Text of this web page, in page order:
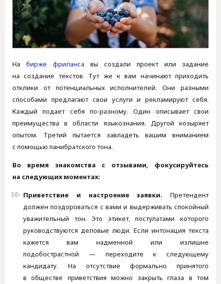
На бирже фриланса вы создали проект или задание
на создание текстов. Тут же к вам начинают приходить
отклики от потенциальных исполнителей. Они разными
способами предлагают свои услуги и рекламируют себя.
Каждый подает себя по-разному. Один описывает свои
преимущества в области языкознания. Другой козыряет
опытом. Третий пытается завладеть вашим вниманием
с помощью панибратского тона.
Во время знакомства с отзывами, фокусируйтесь
на следующих моментах:
Приветствие и настроение заявки. Претендент
должен поздороваться с вами и выдерживать спокойный
уважительный тон. Это этикет, постулатами которого
руководствуются деловые люди. Если интонация текста
кажется вам надменной или излишне
подобострастной — переходите к следующему
кандидату. На отсутствие формально принятого
в обществе приветствия можно закрыть глаза в том